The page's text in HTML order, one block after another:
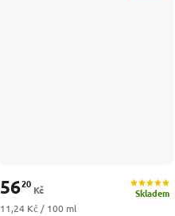
Skladem
5620
Kč
Měrná cena:
11,24 Kč / 100 ml